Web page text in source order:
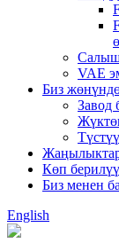
VAE
Биз
Завод
Көп
Биз менен
English